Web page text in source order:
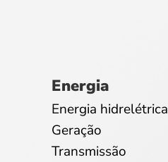
Energia
Energia hidrelétrica
Geração
Transmissão